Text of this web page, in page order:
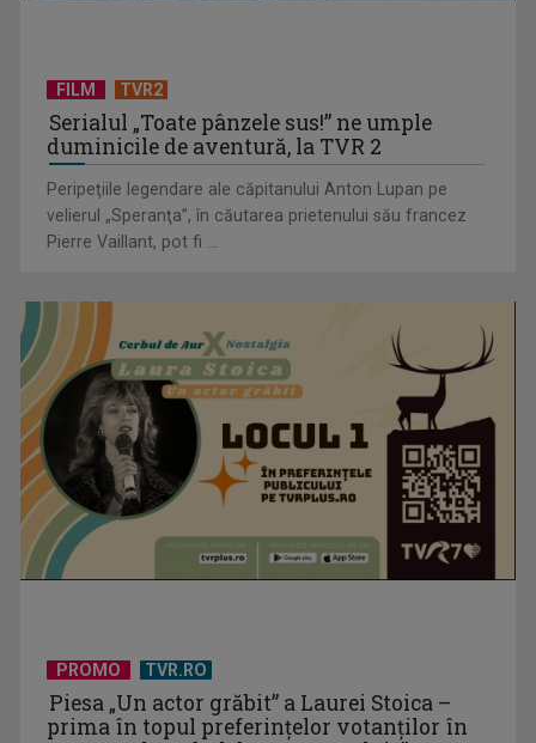
Vacanţa mare aduce celor mici bucuria reîntâlnirii cu „Fram,
ursul polar”
Documentarul „Albă ca Zăpada și cele 7 mineriade”, difuzat
la „Dosar România”
FILM TVR2
Serialul „Toate pânzele sus!” ne umple
duminicile de aventură, la TVR 2
Peripeţiile legendare ale căpitanului Anton Lupan pe
velierul „Speranţa”, în căutarea prietenului său francez
Pierre Vaillant, pot fi ...
PROMO TVR.RO
Piesa „Un actor grăbit” a Laurei Stoica –
prima în topul preferinţelor votanţilor în